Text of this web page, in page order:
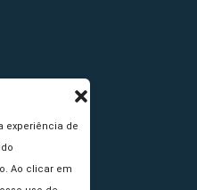
experiência de
Ao clicar em